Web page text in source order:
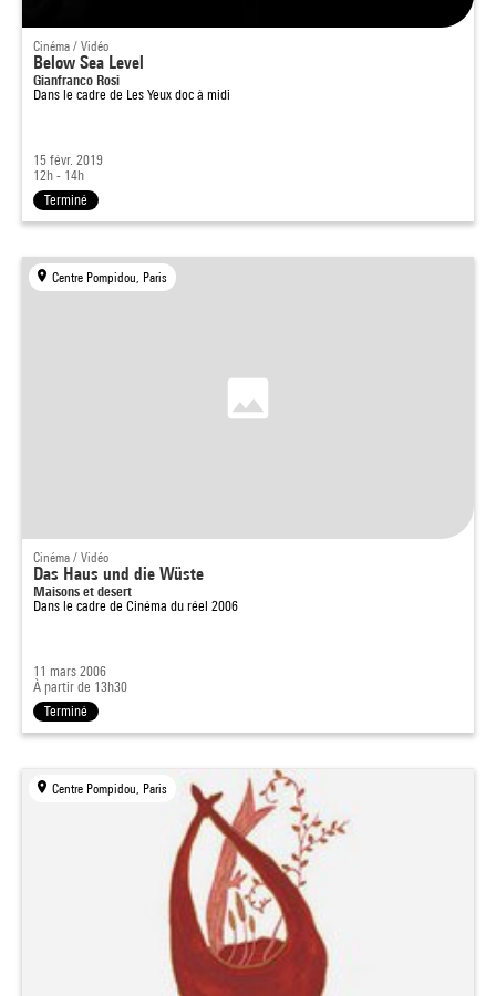
Cinéma / Vidéo
Below Sea Level
Gianfranco Rosi
Dans le cadre de Les Yeux doc à midi
15 févr. 2019
12h - 14h
Terminé
Centre Pompidou, Paris
Cinéma / Vidéo
Das Haus und die Wüste
Maisons et desert
Dans le cadre de Cinéma du réel 2006
11 mars 2006
À partir de 13h30
Terminé
Centre Pompidou, Paris